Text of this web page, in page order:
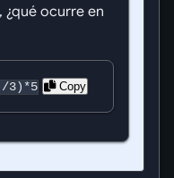
¿qué ocurre en
3)*5 Copy